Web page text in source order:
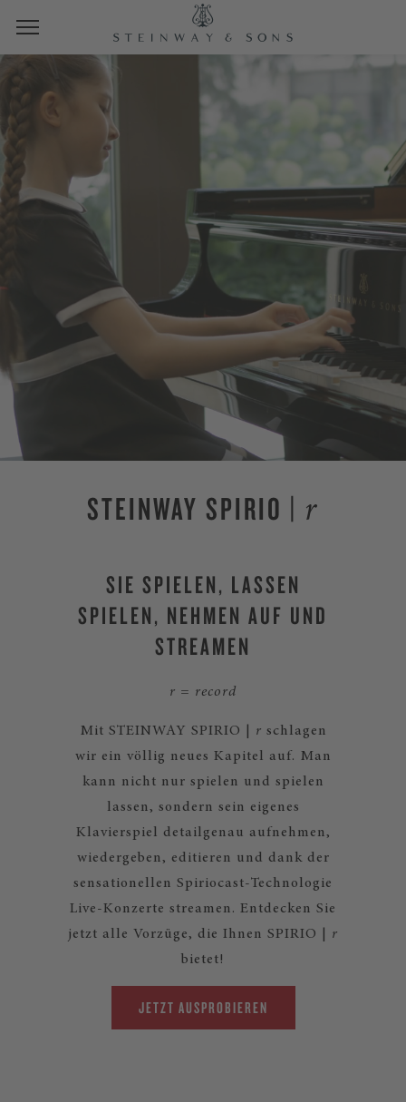
STEINWAY SPIRIO | r
SIE SPIELEN, LASSEN
SPIELEN, NEHMEN AUF UND
STREAMEN
r = record
Mit STEINWAY SPIRIO | r schlagen
wir ein völlig neues Kapitel auf. Man
kann nicht nur spielen und spielen
lassen, sondern sein eigenes
Klavierspiel detailgenau aufnehmen,
wiedergeben, editieren und dank der
sensationellen Spiriocast-Technologie
Live-Konzerte streamen. Entdecken Sie
jetzt alle Vorzüge, die Ihnen SPIRIO | r
bietet!
JETZT AUSPROBIEREN